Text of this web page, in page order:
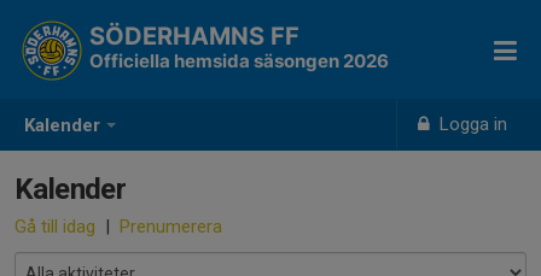
Kalender Logga in
SÖDERHAMNS FF
Officiella hemsida säsongen 2026
Kalender
Gå till idag | Prenumerera